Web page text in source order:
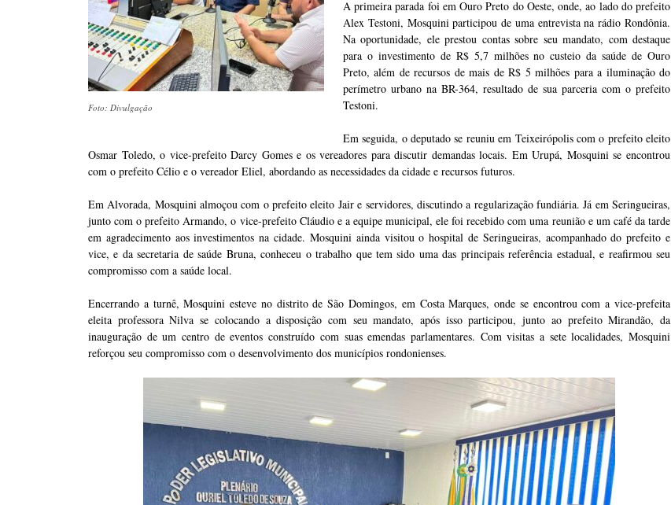
Foto: Divulgação
A primeira parada foi em Ouro Preto do Oeste, onde, ao lado do prefeito
Alex Testoni, Mosquini participou de uma entrevista na rádio Rondônia.
Na oportunidade, ele prestou contas sobre seu mandato, com destaque
para o investimento de R$ 5,7 milhões no custeio da saúde de Ouro
Preto, além de recursos de mais de R$ 5 milhões para a iluminação do
perímetro urbano na BR-364, resultado de sua parceria com o prefeito
Testoni.
Em seguida, o deputado se reuniu em Teixeirópolis com o prefeito eleito
Osmar Toledo, o vice-prefeito Darcy Gomes e os vereadores para discutir demandas locais. Em Urupá, Mosquini se encontrou
com o prefeito Célio e o vereador Eliel, abordando as necessidades da cidade e recursos futuros.
Em Alvorada, Mosquini almoçou com o prefeito eleito Jair e servidores, discutindo a regularização fundiária. Já em Seringueiras,
junto com o prefeito Armando, o vice-prefeito Cláudio e a equipe municipal, ele foi recebido com uma reunião e um café da tarde
em agradecimento aos investimentos na cidade. Mosquini ainda visitou o hospital de Seringueiras, acompanhado do prefeito e
vice, e da secretaria de saúde Bruna, conheceu o trabalho que tem sido uma das principais referência estadual, e reafirmou seu
compromisso com a saúde local.
Encerrando a turnê, Mosquini esteve no distrito de São Domingos, em Costa Marques, onde se encontrou com a vice-prefeita
eleita professora Nilva se colocando a disposição com seu mandato, após isso participou, junto ao prefeito Mirandão, da
inauguração de um centro de eventos construído com suas emendas parlamentares. Com visitas a sete localidades, Mosquini
reforçou seu compromisso com o desenvolvimento dos municípios rondonienses.